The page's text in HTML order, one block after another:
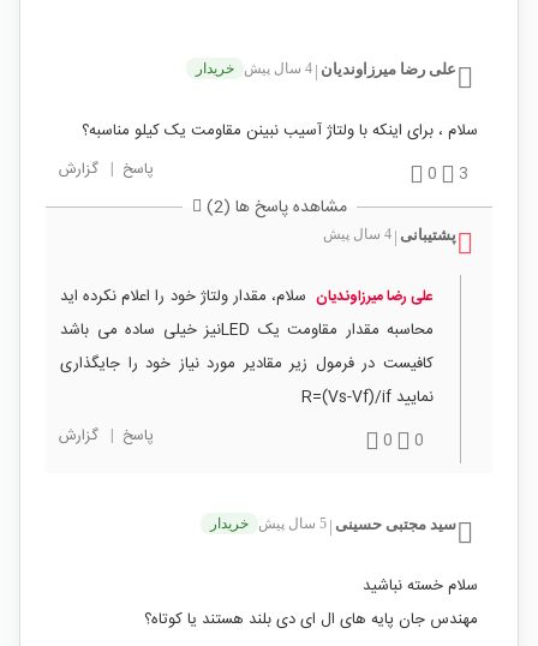
علی رضا میرزاوندیان 4 سال پیش خریدار
سلام ، برای اینکه با ولتاژ آسیب نبینن مقاومت یک کیلو مناسبه؟
3
0 پاسخ | گزارش
مشاهده پاسخ ها (2)
پشتیبانی 4 سال پیش
علی رضا میرزاوندیان سلام، مقدار ولتاژ خود را اعلام نکرده اید
محاسبه مقدار مقاومت یک LEDنیز خیلی ساده می باشد
کافیست در فرمول زیر مقادیر مورد نیاز خود را جایگذاری
نمایید R=(Vs-Vf)/if
0
0 پاسخ | گزارش
سید مجتبی حسینی 5 سال پیش خریدار
سلام خسته نباشید
مهندس جان پایه های ال ای دی بلند هستند یا کوتاه؟